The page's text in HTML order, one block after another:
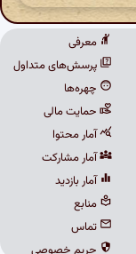
معرفی
پرسش‌های متداول
چهره‌ها
حمایت مالی
آمار محتوا
آمار مشارکت
آمار بازدید
منابع
تماس
حریم خصوصی